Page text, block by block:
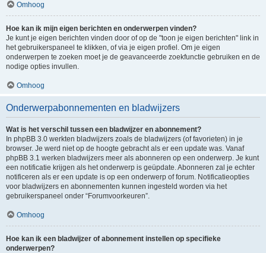
Omhoog
Hoe kan ik mijn eigen berichten en onderwerpen vinden?
Je kunt je eigen berichten vinden door of op de "toon je eigen berichten" link in
het gebruikerspaneel te klikken, of via je eigen profiel. Om je eigen
onderwerpen te zoeken moet je de geavanceerde zoekfunctie gebruiken en de
nodige opties invullen.
Omhoog
Onderwerpabonnementen en bladwijzers
Wat is het verschil tussen een bladwijzer en abonnement?
In phpBB 3.0 werkten bladwijzers zoals de bladwijzers (of favorieten) in je
browser. Je werd niet op de hoogte gebracht als er een update was. Vanaf
phpBB 3.1 werken bladwijzers meer als abonneren op een onderwerp. Je kunt
een notificatie krijgen als het onderwerp is geüpdate. Abonneren zal je echter
notificeren als er een update is op een onderwerp of forum. Notificatieopties
voor bladwijzers en abonnementen kunnen ingesteld worden via het
gebruikerspaneel onder “Forumvoorkeuren”.
Omhoog
Hoe kan ik een bladwijzer of abonnement instellen op specifieke
onderwerpen?